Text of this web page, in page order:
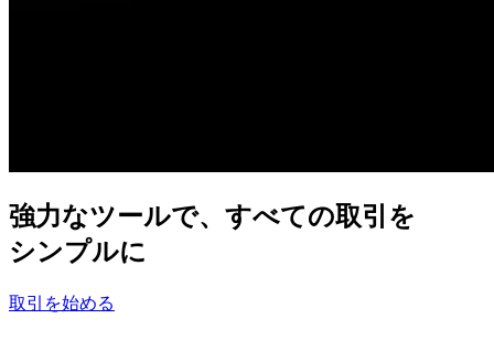
強力なツールで、 すべての取引を
シンプルに
取引を始める